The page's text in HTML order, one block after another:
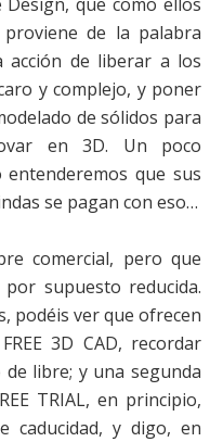
de la palabra
de liberar a los
y complejo, y poner
de sólidos para
en 3D. Un poco
que sus
se pagan con eso…
comercial, pero que
supuesto reducida.
podéis ver que ofrecen
3D CAD, recordar
libre; y una segunda
TRIAL, en principio,
caducidad, y digo, en